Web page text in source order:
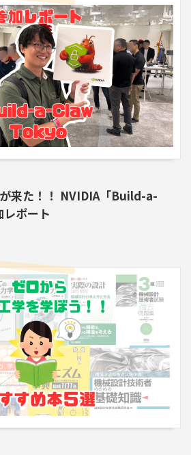
来た！！ NVIDIA「Build-a-
ポート